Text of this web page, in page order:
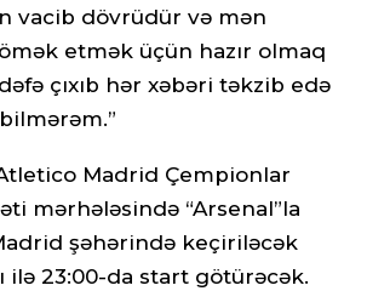
vacib dövrüdür və mən
etmək üçün hazır olmaq
çıxıb hər xəbəri təkzib edə
Madrid Çempionlar
mərhələsində “Arsenal”la
şəhərində keçiriləcək
ilə 23:00-da start götürəcək.